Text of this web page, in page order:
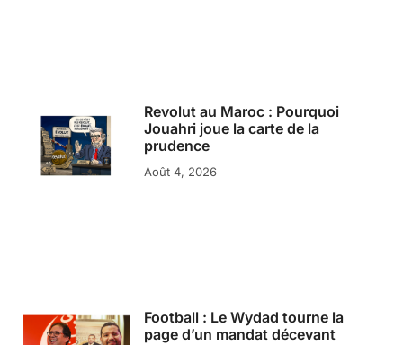
Revolut au Maroc : Pourquoi
Jouahri joue la carte de la
prudence
Août 4, 2026
Football : Le Wydad tourne la
page d’un mandat décevant